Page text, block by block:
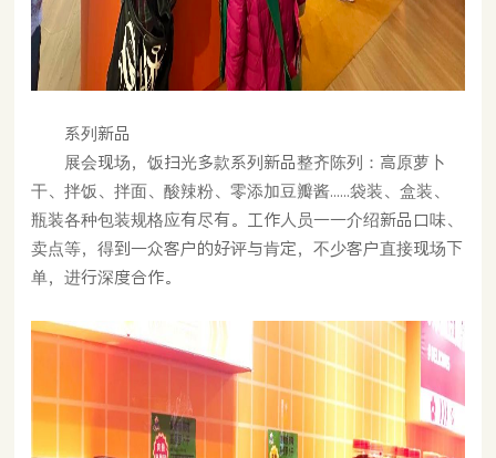
系列新品
展会现场，饭扫光多款系列新品整齐陈列：高原萝卜
干、拌饭、拌面、酸辣粉、零添加豆瓣酱......袋装、盒装、
瓶装各种包装规格应有尽有。工作人员一一介绍新品口味、
卖点等，得到一众客户的好评与肯定，不少客户直接现场下
单，进行深度合作。